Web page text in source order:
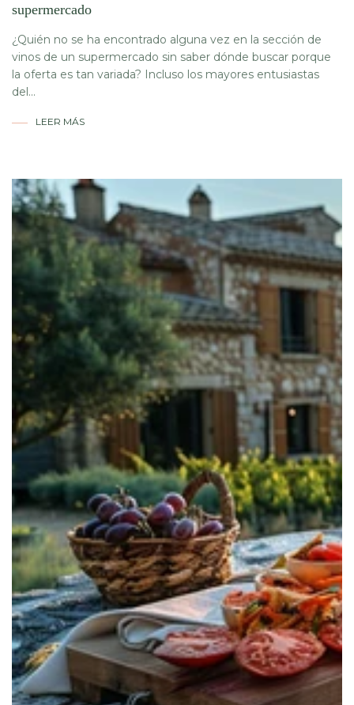
supermercado
¿Quién no se ha encontrado alguna vez en la sección de
vinos de un supermercado sin saber dónde buscar porque
la oferta es tan variada? Incluso los mayores entusiastas
del...
LEER MÁS